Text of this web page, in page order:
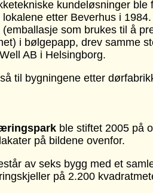
kundeløsninger
etter Beverhus i
som brukes til å
i bølgepapp, drev samme
AB i Helsingborg.
til bygningene etter
ble stiftet 2005 på
på bildene ovenfor.
av seks bygg med et
på 2.200